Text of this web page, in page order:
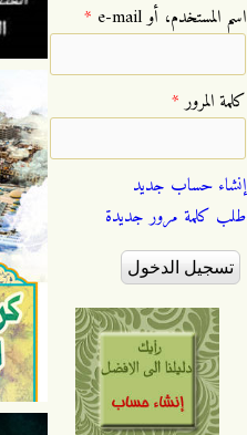
‏اسم المستخدم، أو e-mail ‏ *
‏كلمة المرور ‏*
إنشاء حساب جديد
طلب كلمة مرور جديدة